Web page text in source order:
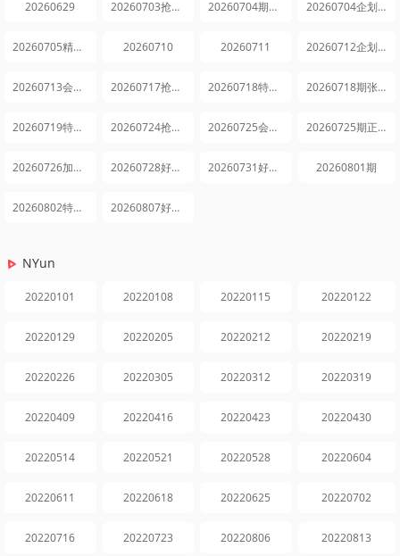
20260629 20260703抢先逛 20260704期拉满 20260704企划第22期
20260705精选第7期 20260710 20260711 20260712企划第23期
20260713会员精选第8期 20260717抢先逛第8期 20260718特别企划第25期 20260718期张凌赫王楚然双人舞
20260719特别企划 20260724抢先逛第9期 20260725会员精选第9期 20260725期正片
20260726加更版第10期 20260728好六街新店抢先逛 20260731好六街抢先逛第10期 20260801期
20260802特别企划第27期 20260807好六街抢先逛第11期
NYun
20220101 20220108 20220115 20220122
20220129 20220205 20220212 20220219
20220226 20220305 20220312 20220319
20220409 20220416 20220423 20220430
20220514 20220521 20220528 20220604
20220611 20220618 20220625 20220702
20220716 20220723 20220806 20220813